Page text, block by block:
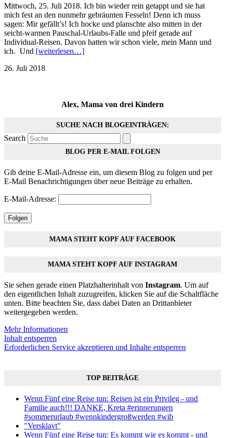
Mittwoch, 25. Juli 2018. Ich bin wieder rein getappt und sie hat
mich fest an den nunmehr gebräunten Fesseln! Denn ich muss
sagen: Mir gefällt’s! Ich hocke und planschte also mitten in der
seicht-warmen Pauschal-Urlaubs-Falle und pfeif gerade auf
Individual-Reisen. Davon hatten wir schon viele, mein Mann und
ich. Und [weiterlesen…]
26. Juli 2018
Alex, Mama von drei Kindern
SUCHE NACH BLOGEINTRÄGEN:
Search
BLOG PER E-MAIL FOLGEN
Gib deine E-Mail-Adresse ein, um diesem Blog zu folgen und per
E-Mail Benachrichtigungen über neue Beiträge zu erhalten.
E-Mail-Adresse:
Folgen
MAMA STEHT KOPF AUF FACEBOOK
MAMA STEHT KOPF AUF INSTAGRAM
Sie sehen gerade einen Platzhalterinhalt von Instagram. Um auf
den eigentlichen Inhalt zuzugreifen, klicken Sie auf die Schaltfläche
unten. Bitte beachten Sie, dass dabei Daten an Drittanbieter
weitergegeben werden.
Mehr Informationen
Inhalt entsperren
Erforderlichen Service akzeptieren und Inhalte entsperren
TOP BEITRÄGE
Wenn Fünf eine Reise tun: Reisen ist ein Privileg - und
Familie auch!!! DANKE, Kreta #erinnerungen
#sommerurlaub #wennkindergroßwerden #wib
"Versklavt"
Wenn Fünf eine Reise tun: Es kommt wie es kommt - und